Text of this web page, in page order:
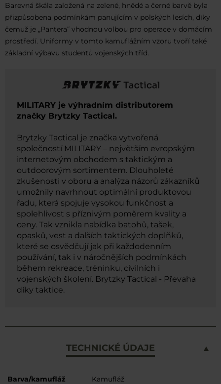
Barevná škála založená na zelené, hnědé a černé barvě byla
přizpůsobena podmínkám panujícím v polských lesích, díky
čemuž je „Pantera“ vhodnou volbou pro operace v domácím
prostředí. Uniformy v tomto kamuflážním vzoru tvoří také
základní výbavu studentů vojenských tříd.
MILITARY je výhradním distributorem
značky Brytzky Tactical.
Brytzky Tactical je značka vytvořená
společností MILITARY – největším evropským
internetovým obchodem s taktickým a
outdoorovým sortimentem. Dlouholeté
zkušenosti v oboru a analýza názorů zákazníků
umožnily navrhnout optimální produktovou
řadu, která spojuje vysokou funkčnost a
spolehlivost s příznivým poměrem kvality a
ceny. Tak vznikla nabídka batohů, tašek,
opasků, vest a dalších taktických doplňků,
které se osvědčují jak při každodenním
používání, tak i v náročnějších podmínkách
během rekreace, tréninku, civilních i
vojenských školení. Brytzky Tactical - Převaha
díky taktice.
TECHNICKÉ ÚDAJE
Více
Barva/kamufláž
Kamufláž